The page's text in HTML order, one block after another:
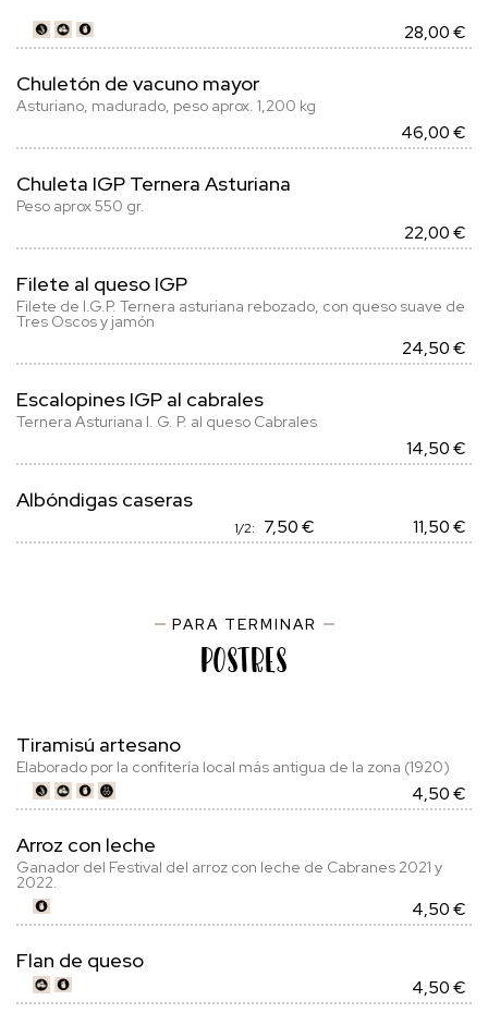
28,00 €
Chuletón de vacuno mayor
Asturiano, madurado, peso aprox. 1,200 kg
46,00 €
Chuleta IGP Ternera Asturiana
Peso aprox 550 gr.
22,00 €
Filete al queso IGP
Filete de I.G.P. Ternera asturiana rebozado, con queso suave de
Tres Oscos y jamón
24,50 €
Escalopines IGP al cabrales
Ternera Asturiana I. G. P. al queso Cabrales
14,50 €
Albóndigas caseras
1/2: 7,50 € 11,50 €
PARA TERMINAR
Postres
Tiramisú artesano
Elaborado por la confitería local más antigua de la zona (1920)
4,50 €
Arroz con leche
Ganador del Festival del arroz con leche de Cabranes 2021 y
2022.
4,50 €
Flan de queso
4,50 €